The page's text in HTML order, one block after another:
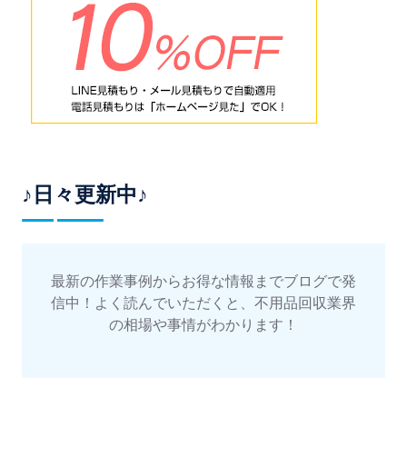
♪日々更新中♪
最新の作業事例からお得な情報までブログで発
信中！よく読んでいただくと、不用品回収業界
の相場や事情がわかります！